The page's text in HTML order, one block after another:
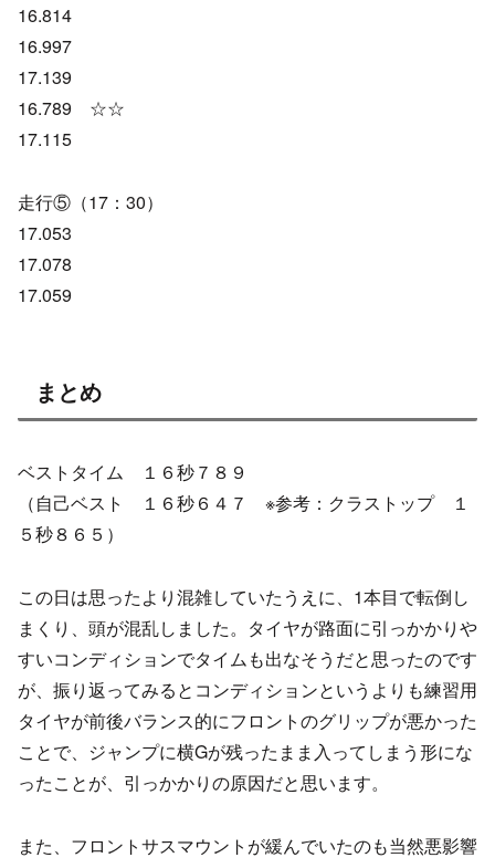
16.814
16.997
17.139
16.789 ☆☆
17.115
走行⑤（17：30）
17.053
17.078
17.059
まとめ
ベストタイム １６秒７８９
（自己ベスト １６秒６４７ ※参考：クラストップ １
５秒８６５）
この日は思ったより混雑していたうえに、1本目で転倒し
まくり、頭が混乱しました。タイヤが路面に引っかかりや
すいコンディションでタイムも出なそうだと思ったのです
が、振り返ってみるとコンディションというよりも練習用
タイヤが前後バランス的にフロントのグリップが悪かった
ことで、ジャンプに横Gが残ったまま入ってしまう形にな
ったことが、引っかかりの原因だと思います。
また、フロントサスマウントが緩んでいたのも当然悪影響